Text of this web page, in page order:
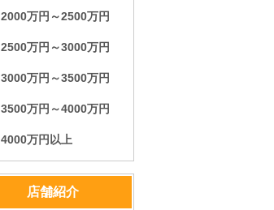
2000万円～2500万円
2500万円～3000万円
3000万円～3500万円
3500万円～4000万円
4000万円以上
店舗紹介